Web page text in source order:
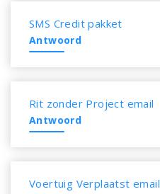
SMS Credit pakket
Antwoord
Rit zonder Project email
Antwoord
Voertuig Verplaatst email